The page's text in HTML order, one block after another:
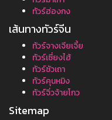
ทัวร์ฮ่องกง
เส้นทางทัวร์จีน
ทัวร์จางเจียเจี้ย
ทัวร์เซี่ยงไฮ้
ทัวร์ซัวเถา
ทัวร์คุนหมิง
ทัวร์จิ่วจ้ายโกว
Sitemap